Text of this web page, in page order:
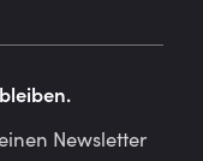
Newsletter